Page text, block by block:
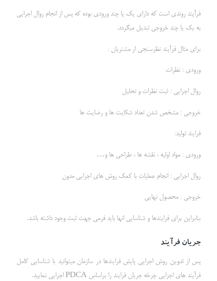
فرآیند روندی است که دارای یک یا چند ورودی بوده که پس از انجام روال اجرایی
به یک یا چند خروجی تبدیل میگردد.
برای مثال فرآیند نظرسنجی از مشتریان :
ورودی : نظرات
روال اجرایی : ثبت نظرات و تحلیل
خروجی : مشخص شدن تعداد شکایت ها و رضایت ها
فرایند تولید:
ورودی : مواد اولیه ، نقشه ها ، طراحی ها و…
روال اجرایی : انجام عملیات با کمک روش های اجرایی مدون
خروجی : محصول نهایی
بنابراین برای فرایندها و شناسایی انها باید فرمی جهت ثبت وجود داشته باشد.
جریان فرآیند
پس از تدوین روش اجرایی پایش فرایندها در سازمان میتوانید با شناسایی کامل
فرآیند های اجرایی چرخه جریان فرایند را براساس PDCA اجرایی نمایید.